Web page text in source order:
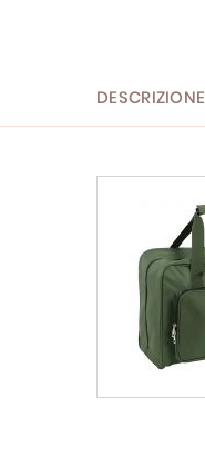
immagini
DESCRIZIONE